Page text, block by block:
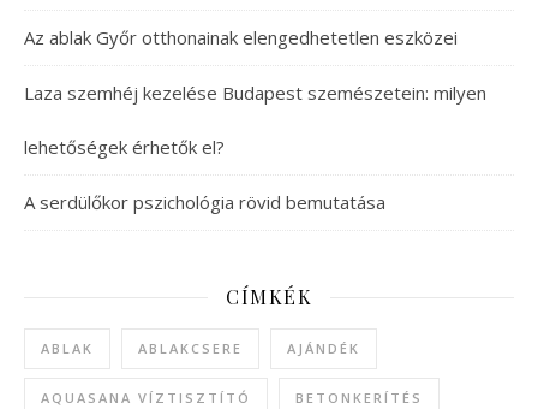
Az ablak Győr otthonainak elengedhetetlen eszközei
Laza szemhéj kezelése Budapest szemészetein: milyen
lehetőségek érhetők el?
A serdülőkor pszichológia rövid bemutatása
CÍMKÉK
ABLAK ABLAKCSERE AJÁNDÉK
AQUASANA VÍZTISZTÍTÓ BETONKERÍTÉS